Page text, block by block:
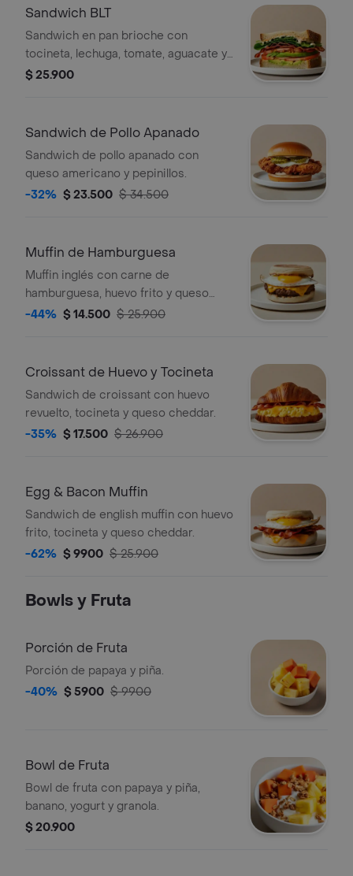
Sandwich BLT
Sandwich en pan brioche con
tocineta, lechuga, tomate, aguacate y
mayonesa picante.
$ 25.900
Sandwich de Pollo Apanado
Sandwich de pollo apanado con
queso americano y pepinillos.
-32% $ 23.500 $ 34.500
Muffin de Hamburguesa
Muffin inglés con carne de
hamburguesa, huevo frito y queso
cheddar.
-44% $ 14.500 $ 25.900
Croissant de Huevo y Tocineta
Sandwich de croissant con huevo
revuelto, tocineta y queso cheddar.
-35% $ 17.500 $ 26.900
Egg & Bacon Muffin
Sandwich de english muffin con huevo
frito, tocineta y queso cheddar.
-62% $ 9900 $ 25.900
Bowls y Fruta
Porción de Fruta
Porción de papaya y piña.
-40% $ 5900 $ 9900
Bowl de Fruta
Bowl de fruta con papaya y piña,
banano, yogurt y granola.
$ 20.900